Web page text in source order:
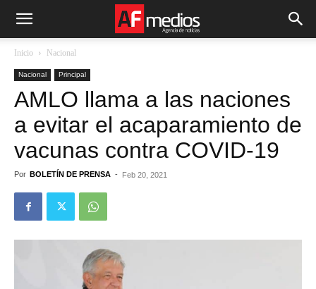
Inicio Nacional
Nacional Principal
AMLO llama a las naciones
a evitar el acaparamiento de
vacunas contra COVID-19
Por BOLETÍN DE PRENSA - Feb 20, 2021